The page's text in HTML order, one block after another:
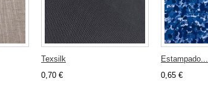
Texsilk
0,70 €
Estampado...
0,65 €